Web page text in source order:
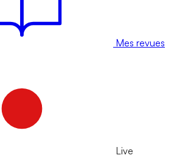
Mes revues
Live